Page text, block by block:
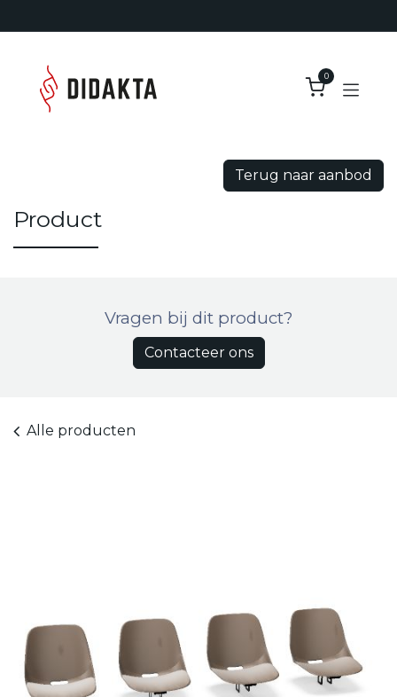
0
Terug naar aanbod
Product
Vragen bij dit product?
Contacteer ons
Alle producten